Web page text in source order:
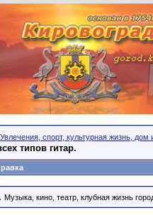
Увлечения, спорт, культурная жизнь, дом
типов гитар.
Музыка, кино, театр, клубная жизнь